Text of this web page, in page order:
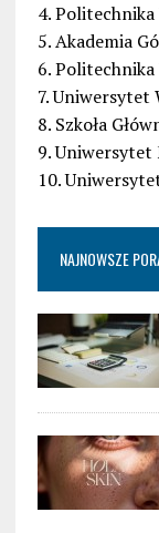
4. Politechnika
5. Akademia
6. Politechnika
7. Uniwersytet
8. Szkoła
9. Uniwersytet
10.
NAJNOWSZE